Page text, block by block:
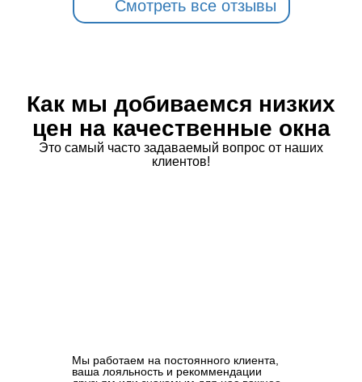
Смотреть все отзывы
Как мы добиваемся низких
цен на качественные окна
Это самый часто задаваемый вопрос от наших
клиентов!
Мы работаем на постоянного клиента,
ваша лояльность и рекоммендации